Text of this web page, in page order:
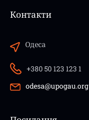
Контакти
Одеса
+380 50 123 123 1
odesa@upogau.org